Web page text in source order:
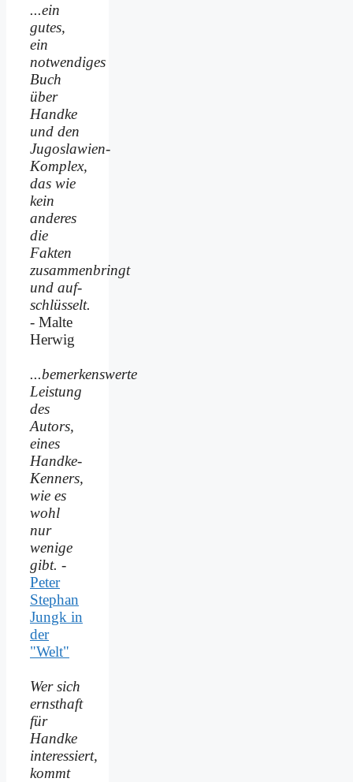
...ein
gutes,
ein
notwendiges
Buch
über
Handke
und den
Jugoslawien-
Komplex,
das wie
kein
anderes
die
Fakten
zusammenbringt
und auf­
schlüsselt.
- Malte
Herwig
...bemerkenswerte
Leistung
des
Autors,
eines
Handke-
Kenners,
wie es
wohl
nur
wenige
gibt. -
Peter
Stephan
Jungk in
der
"Welt"
Wer sich
ernsthaft
für
Handke
interessiert,
kommt